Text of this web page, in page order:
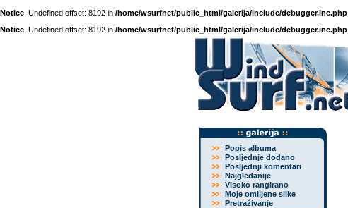
Notice: Undefined offset: 8192 in /home/wsurfnet/public_html/galerija/include/debugger.inc.php
Notice: Undefined offset: 8192 in /home/wsurfnet/public_html/galerija/include/debugger.inc.php
Popis albuma
Posljednje dodano
Posljednji komentari
Najgledanije
Visoko rangirano
Moje omiljene slike
Pretraživanje